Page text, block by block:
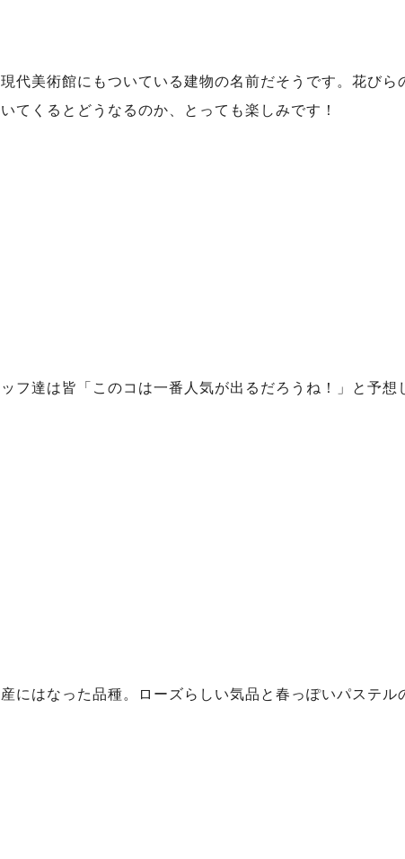
代美術館にもついている建物の名前だそうです。花びら
てくるとどうなるのか、とっても楽しみです！
フ達は皆「このコは一番人気が出るだろうね！」と予想
にはなった品種。ローズらしい気品と春っぽいパステル